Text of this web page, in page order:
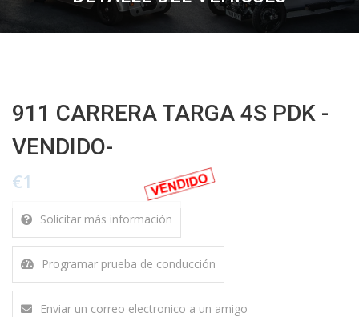
911 CARRERA TARGA 4S PDK -
VENDIDO-
€1
Solicitar más información
Programar prueba de conducción
Enviar un correo electronico a un amigo